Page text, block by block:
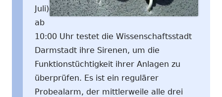
Juli)
ab
10:00 Uhr testet die Wissenschaftsstadt
Darmstadt ihre Sirenen, um die
Funktionstüchtigkeit ihrer Anlagen zu
überprüfen. Es ist ein regulärer
Probealarm, der mittlerweile alle drei